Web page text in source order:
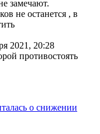
замечают.
не останется , в
2021, 20:28
противостоять